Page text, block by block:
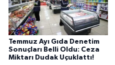
Temmuz Ayı Gıda Denetim
Sonuçları Belli Oldu: Ceza
Miktarı Dudak Uçuklattı!